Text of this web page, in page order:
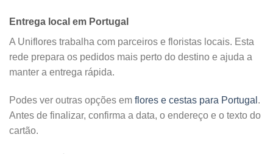
Entrega local em Portugal
A Uniflores trabalha com parceiros e floristas locais. Esta
rede prepara os pedidos mais perto do destino e ajuda a
manter a entrega rápida.
Podes ver outras opções em flores e cestas para Portugal .
Antes de finalizar, confirma a data, o endereço e o texto do
cartão.